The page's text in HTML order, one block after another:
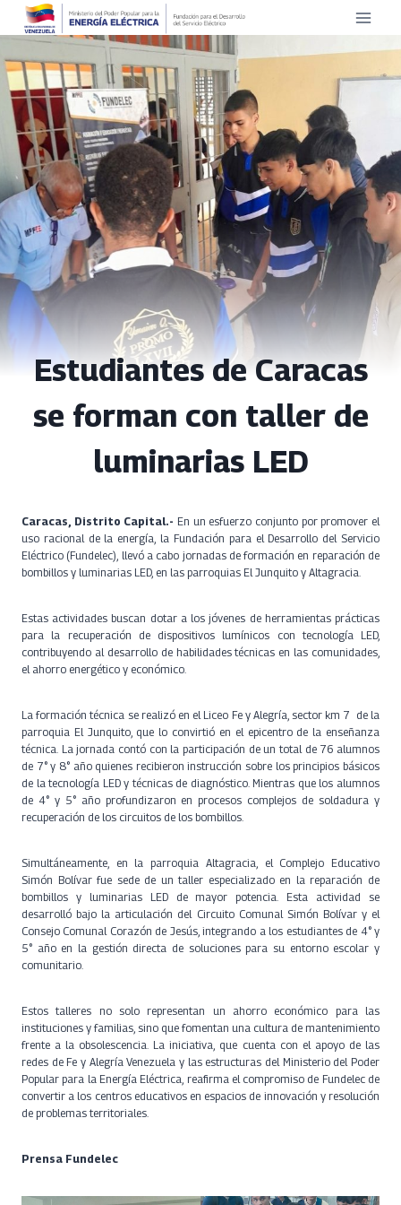
Saltar
contenido
Estudiantes de Caracas
se forman con taller de
luminarias LED
Caracas, Distrito Capital.- En un esfuerzo conjunto por promover el
uso racional de la energía, la Fundación para el Desarrollo del Servicio
Eléctrico (Fundelec), llevó a cabo jornadas de formación en reparación de
bombillos y luminarias LED, en las parroquias El Junquito y Altagracia.
Estas actividades buscan dotar a los jóvenes de herramientas prácticas
para la recuperación de dispositivos lumínicos con tecnología LED,
contribuyendo al desarrollo de habilidades técnicas en las comunidades,
el ahorro energético y económico.
La formación técnica se realizó en el Liceo Fe y Alegría, sector km 7 de la
parroquia El Junquito, que lo convirtió en el epicentro de la enseñanza
técnica. La jornada contó con la participación de un total de 76 alumnos
de 7° y 8° año quienes recibieron instrucción sobre los principios básicos
de la tecnología LED y técnicas de diagnóstico. Mientras que los alumnos
de 4° y 5° año profundizaron en procesos complejos de soldadura y
recuperación de los circuitos de los bombillos.
Simultáneamente, en la parroquia Altagracia, el Complejo Educativo
Simón Bolívar fue sede de un taller especializado en la reparación de
bombillos y luminarias LED de mayor potencia. Esta actividad se
desarrolló bajo la articulación del Circuito Comunal Simón Bolívar y el
Consejo Comunal Corazón de Jesús, integrando a los estudiantes de 4° y
5° año en la gestión directa de soluciones para su entorno escolar y
comunitario.
Estos talleres no solo representan un ahorro económico para las
instituciones y familias, sino que fomentan una cultura de mantenimiento
frente a la obsolescencia. La iniciativa, que cuenta con el apoyo de las
redes de Fe y Alegría Venezuela y las estructuras del Ministerio del Poder
Popular para la Energía Eléctrica, reafirma el compromiso de Fundelec de
convertir a los centros educativos en espacios de innovación y resolución
de problemas territoriales.
Prensa Fundelec